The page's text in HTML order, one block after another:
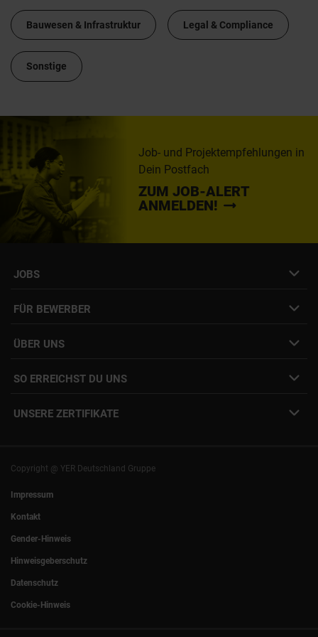
Bauwesen & Infrastruktur Legal & Compliance
Sonstige
Job- und Projektempfehlungen in
Dein Postfach
ZUM JOB-ALERT
ANMELDEN!
JOBS
Initiativbewerbung
Interne Jobs
FÜR BEWERBER
Freelance Vermittlung
ÜBER UNS
Unsere Standorte
Presse
SO ERREICHST DU UNS
+49 (0)89 540210-0
Rostock| Berlin
UNSERE ZERTIFIKATE
Copyright @ YER Deutschland Gruppe
Impressum
Kontakt
Gender-Hinweis
Hinweisgeberschutz
Datenschutz
Cookie-Hinweis